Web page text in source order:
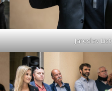
Jaroslav List